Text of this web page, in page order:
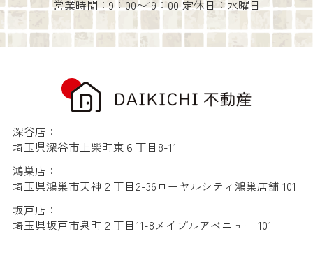
営業時間：9：00〜19：00 定休日：水曜日
深谷店：
埼玉県深谷市上柴町東６丁目8-11
鴻巣店：
埼玉県鴻巣市天神２丁目2-36ローヤルシティ鴻巣店舗 101
坂戸店：
埼玉県坂戸市泉町２丁目11-8メイプルアベニュー 101